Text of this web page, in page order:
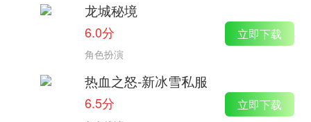
龙城秘境
6.0分
角色扮演
立即下载
热血之怒-新冰雪私服
6.5分 立即下载